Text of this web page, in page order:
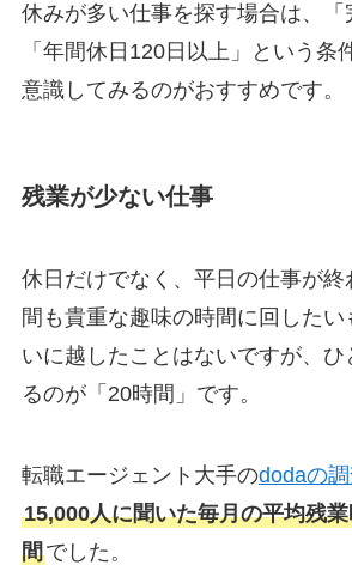
休みが多い仕事を探す場合は、「
「年間休日120日以上」という条
意識してみるのがおすすめです。
残業が少ない仕事
休日だけでなく、平日の仕事が
間も貴重な趣味の時間に回した
いに越したことはないですが、ひ
るのが「20時間」です。
転職エージェント大手のdodaの
15,000人に聞いた毎月の平均残
間でした。